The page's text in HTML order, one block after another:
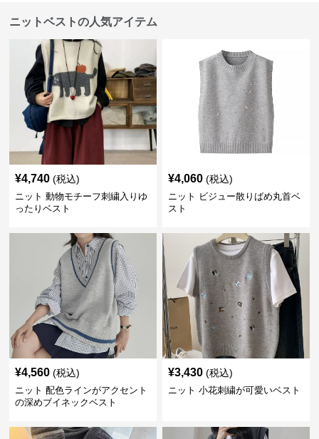
ニットベストの人気アイテム
¥4,740 (税込)
ニット 動物モチーフ刺繍入りゆ
ったりベスト
¥4,060 (税込)
ニット ビジュー散りばめ丸首ベ
スト
¥4,560 (税込)
ニット 配色ラインがアクセント
の深めブイネックベスト
¥3,430 (税込)
ニット 小花刺繍が可愛いベスト